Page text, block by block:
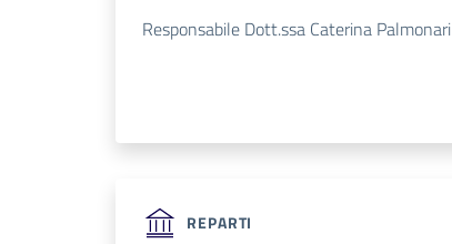
Responsabile Dott.ssa Caterina Palmonari
REPARTI